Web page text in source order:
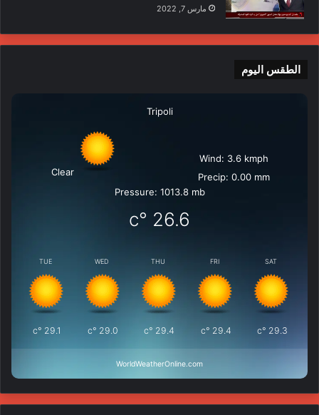
مارس 7, 2022
الطقس اليوم
Tripoli
Clear
Wind: 3.6 kmph
Precip: 0.00 mm
Pressure: 1013.8 mb
26.6
°c
TUE
29.1
°c
WED
29.0
°c
THU
29.4
°c
FRI
29.4
°c
SAT
29.3
°c
WorldWeatherOnline.com